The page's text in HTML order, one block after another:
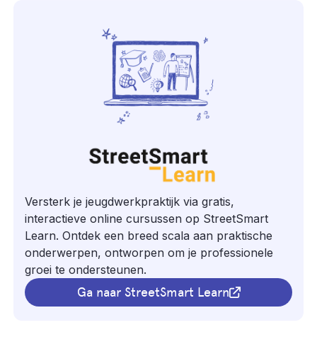
Versterk je jeugdwerkpraktijk via gratis,
interactieve online cursussen op StreetSmart
Learn. Ontdek een breed scala aan praktische
onderwerpen, ontworpen om je professionele
groei te ondersteunen.
Ga naar StreetSmart Learn